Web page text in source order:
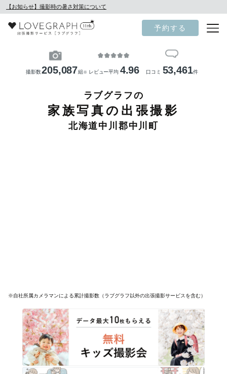
【お知らせ】撮影時の暑さ対策について
予約する
撮影数205,087組 ※ レビュー平均 4.96 口コミ 53,461件
ラブグラフの
家族写真の出張撮影
北海道中川郡中川町
※自社所属カメラマンによる累計撮影数（ラブグラフ以外の出張撮影サービスを含む）